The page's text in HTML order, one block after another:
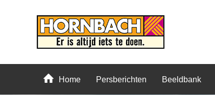
Home Persberichten Beeldbank